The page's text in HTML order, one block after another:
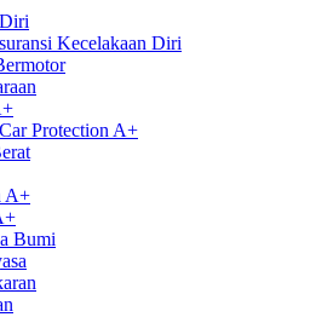
Kecelakaan Diri
Protection A+
A+
Bumi